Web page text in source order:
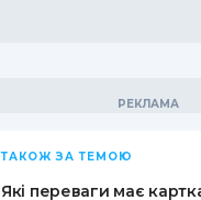
ТАКОЖ ЗА ТЕМОЮ
Які переваги має